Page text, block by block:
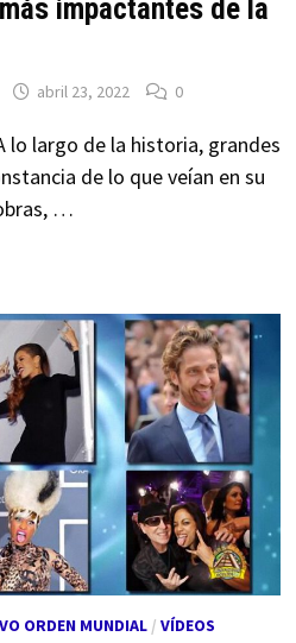
impactantes de la
abril 23, 2022 0
lo largo de la historia, grandes
de lo que veían en su
…
ORDEN MUNDIAL/ VÍDEOS